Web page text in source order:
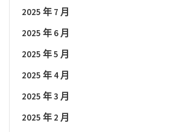
2025 年 7 月
2025 年 6 月
2025 年 5 月
2025 年 4 月
2025 年 3 月
2025 年 2 月